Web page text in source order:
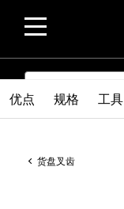
SEARCH
货盘叉齿
优点 规格 工具